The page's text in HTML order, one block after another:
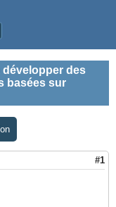
des
basées sur
#1